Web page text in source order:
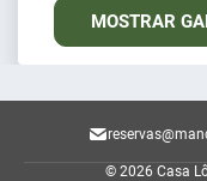
MOSTRAR
© 2026 Casa